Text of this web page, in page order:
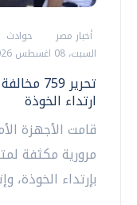
أخبار مصر
حوادث
السبت، 08 اغسطس 2026 08:58 ص
تحرير
ارتداء الخوذة
قامت الأجهزة
مرورية مكثفة
بإرتداء الخوذة،